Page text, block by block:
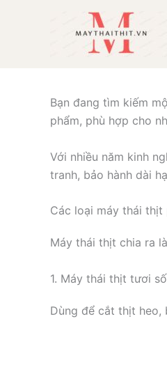
Giới
Bạn đang tìm kiếm
phẩm, phù hợp cho
Với nhiều năm kinh
tranh, bảo hành dài
Các loại máy thái thịt
Máy thái thịt chia ra
1. Máy thái thịt tươi
Dùng để cắt thịt heo,